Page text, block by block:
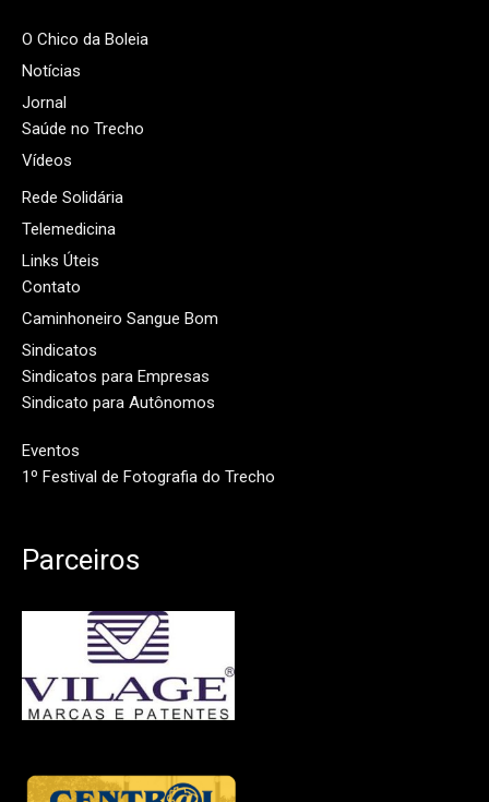
O Chico da Boleia
Notícias
Jornal
Saúde no Trecho
Vídeos
Rede Solidária
Telemedicina
Links Úteis
Contato
Caminhoneiro Sangue Bom
Sindicatos
Sindicatos para Empresas
Sindicato para Autônomos
Eventos
1º Festival de Fotografia do Trecho
Parceiros